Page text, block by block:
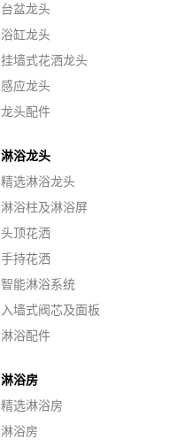
台盆龙头
浴缸龙头
挂墙式花洒龙头
感应龙头
龙头配件
淋浴龙头
精选淋浴龙头
淋浴柱及淋浴屏
头顶花洒
手持花洒
智能淋浴系统
入墙式阀芯及面板
淋浴配件
淋浴房
精选淋浴房
淋浴房